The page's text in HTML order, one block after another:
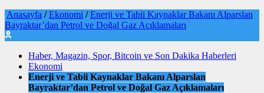
Anasayfa / Ekonomi / Enerji ve Tabii Kaynaklar Bakanı Alparslan
Bayraktar’dan Petrol ve Doğal Gaz Açıklamaları
Haber, Magazin, Spor, Bitcoin ve Son Dakika Haberleri
Ekonomi
Enerji ve Tabii Kaynaklar Bakanı Alparslan
Bayraktar’dan Petrol ve Doğal Gaz Açıklamaları